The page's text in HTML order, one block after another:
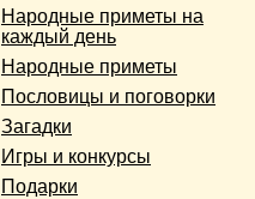
Народные приметы на
каждый день
Народные приметы
Пословицы и поговорки
Загадки
Игры и конкурсы
Подарки